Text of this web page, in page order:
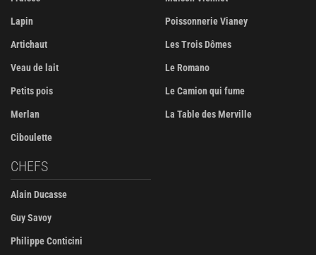
Lapin
Artichaut
Veau de lait
Petits pois
Merlan
Ciboulette
Poissonnerie Vianey
Les Trois Dômes
Le Romano
Le Camion qui fume
La Table des Merville
CHEFS
Alain Ducasse
Guy Savoy
Philippe Conticini